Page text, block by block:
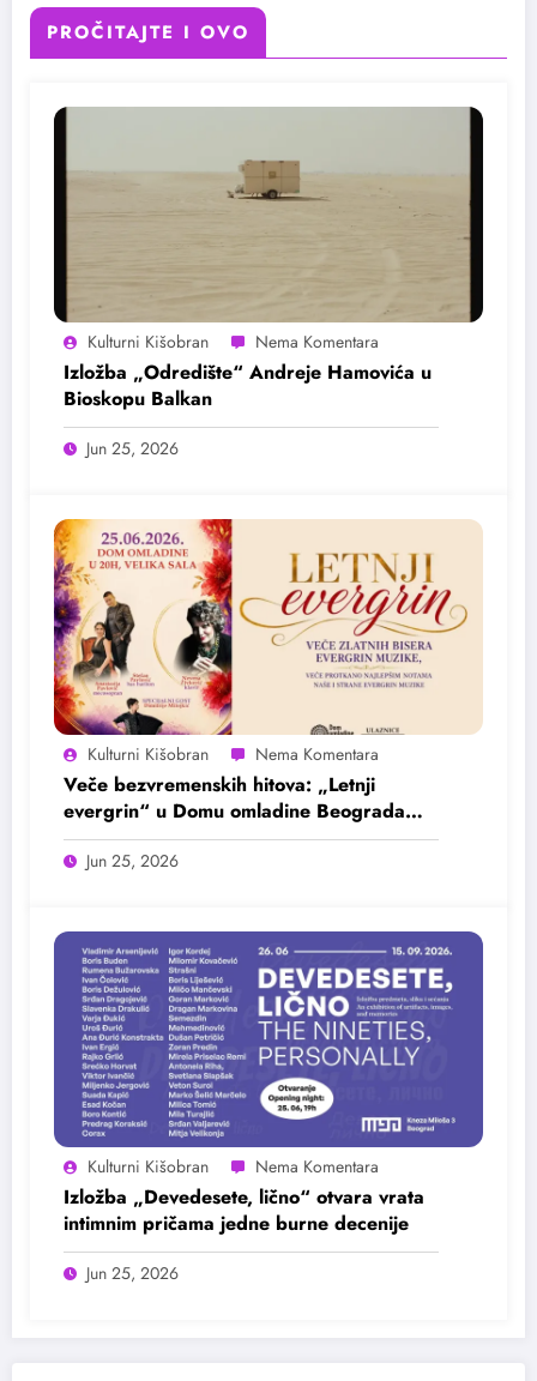
PROČITAJTE I OVO
Kulturni Kišobran
Izložba „Odredište“ Andreje Hamovića u
Bioskopu Balkan
Jun 25, 2026
Kulturni Kišobran
Veče bezvremenskih hitova: „Letnji
evergrin“ u Domu omladine Beograda
25. juna
Jun 25, 2026
Kulturni Kišobran
Izložba „Devedesete, lično“ otvara vrata
intimnim pričama jedne burne decenije
Jun 25, 2026